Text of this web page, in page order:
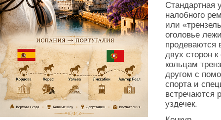
Стандартная
налобного
или
оголовье
продеваются
двух сторон
кольцам
другом с
спорта и
встречаются
уздечек.